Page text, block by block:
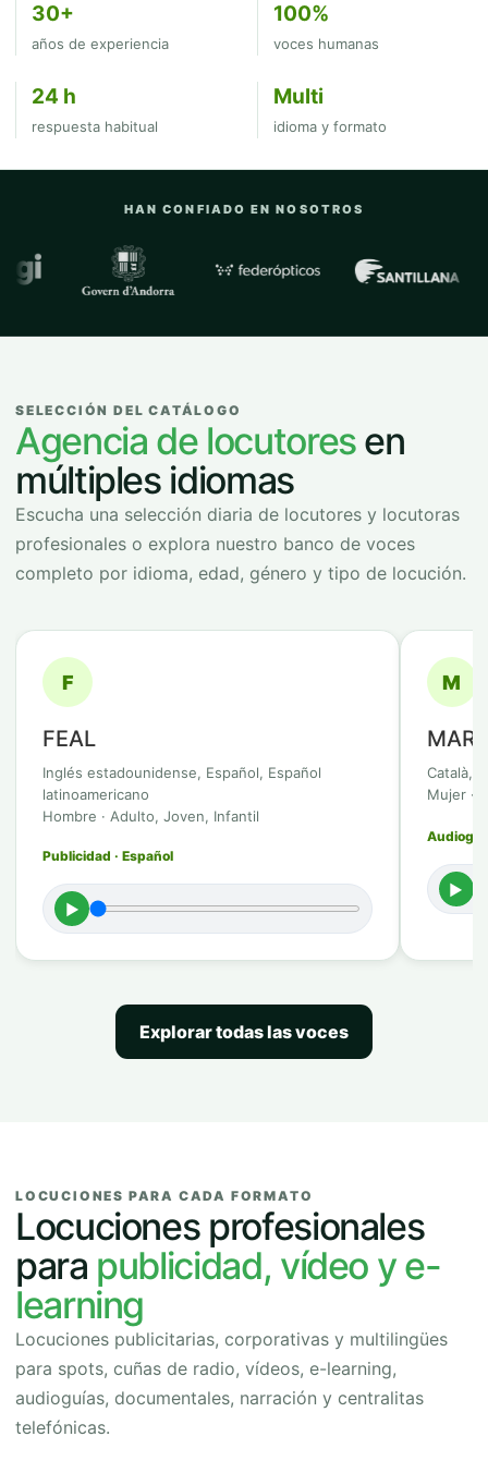
30+
años de experiencia
100%
voces humanas
24 h
respuesta habitual
Multi
idioma y formato
HAN CONFIADO EN NOSOTROS
Empresas y organizaciones con las
SELECCIÓN DEL CATÁLOGO
Agencia de locutoresen
múltiples idiomas
Escucha una selección diaria de locutores y locutoras
profesionales o explora nuestro banco de voces
completo por idioma, edad, género y tipo de locución.
F
FEAL
Inglés estadounidense, Español, Español
latinoamericano
Hombre · Adulto, Joven, Infantil
Publicidad · Español
►
M
Català,
Mujer ·
►
Explorar todas las voces
LOCUCIONES PARA CADA FORMATO
Locuciones profesionales
para publicidad, vídeo y e-
learning
Locuciones publicitarias, corporativas y multilingües
para spots, cuñas de radio, vídeos, e-learning,
audioguías, documentales, narración y centralitas
telefónicas.